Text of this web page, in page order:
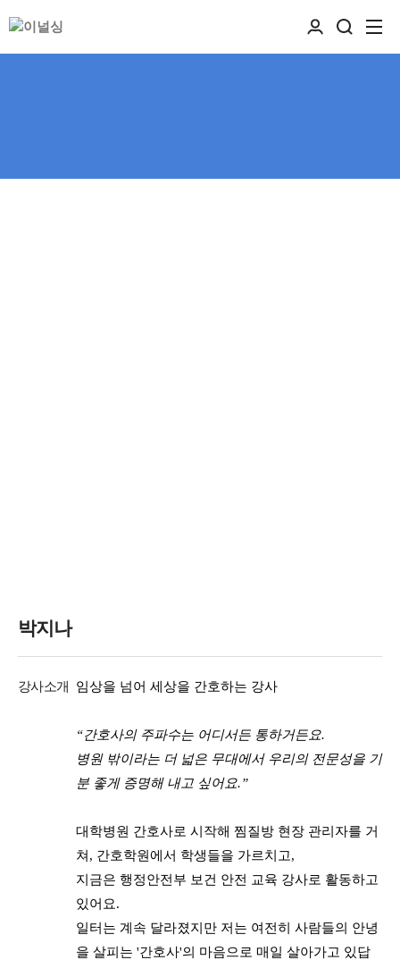
박지나
강사소개 임상을 넘어 세상을 간호하는 강사
“간호사의 주파수는 어디서든 통하거든요.
병원 밖이라는 더 넓은 무대에서 우리의 전문성을 기
분 좋게 증명해 내고 싶어요.”
대학병원 간호사로 시작해 찜질방 현장 관리자를 거
쳐, 간호학원에서 학생들을 가르치고,
지금은 행정안전부 보건 안전 교육 강사로 활동하고
있어요.
일터는 계속 달라졌지만 저는 여전히 사람들의 안녕
을 살피는 '간호사'의 마음으로 매일 살아가고 있답